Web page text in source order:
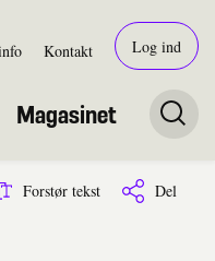
Kontakt Log ind
Magasinet
Forstør tekst Del